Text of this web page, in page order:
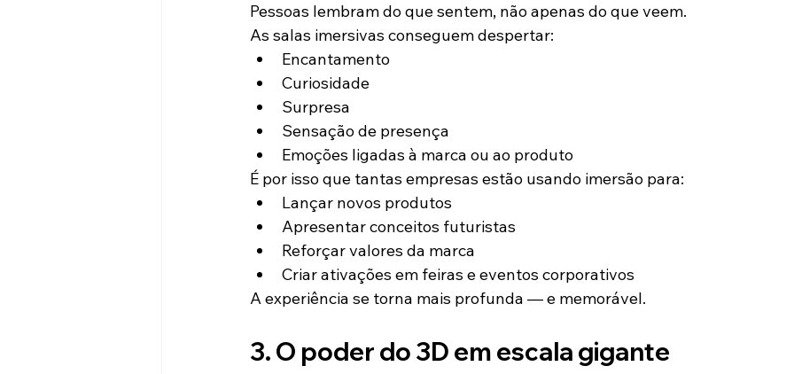
Pessoas lembram do que sentem, não apenas do que veem.
As salas imersivas conseguem despertar:
Encantamento
Curiosidade
Surpresa
Sensação de presença
Emoções ligadas à marca ou ao produto
É por isso que tantas empresas estão usando imersão para:
Lançar novos produtos
Apresentar conceitos futuristas
Reforçar valores da marca
Criar ativações em feiras e eventos corporativos
A experiência se torna mais profunda — e memorável.
3. O poder do 3D em escala gigante